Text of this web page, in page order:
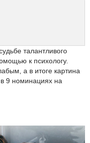
талантливого
к психологу.
а в итоге картина
9 номинациях на